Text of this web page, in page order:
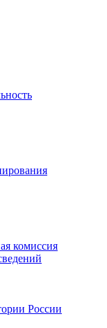
комиссия
России